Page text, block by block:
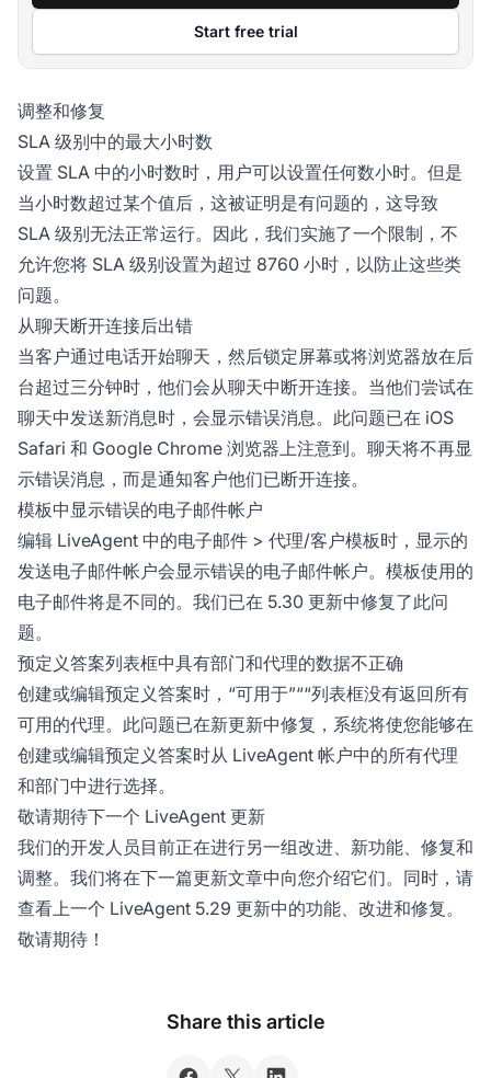
Start free trial
调整和修复
SLA 级别中的最大小时数
设置 SLA 中的小时数时，用户可以设置任何数小时。但是
当小时数超过某个值后，这被证明是有问题的，这导致
SLA 级别无法正常运行。因此，我们实施了一个限制，不
允许您将 SLA 级别设置为超过 8760 小时，以防止这些类
问题。
从聊天断开连接后出错
当客户通过电话开始聊天，然后锁定屏幕或将浏览器放在后
台超过三分钟时，他们会从聊天中断开连接。当他们尝试在
聊天中发送新消息时，会显示错误消息。此问题已在 iOS
Safari 和 Google Chrome 浏览器上注意到。聊天将不再显
示错误消息，而是通知客户他们已断开连接。
模板中显示错误的电子邮件帐户
编辑 LiveAgent 中的电子邮件 > 代理/客户模板时，显示的
发送电子邮件帐户会显示错误的电子邮件帐户。模板使用的
电子邮件将是不同的。我们已在 5.30 更新中修复了此问
题。
预定义答案列表框中具有部门和代理的数据不正确
创建或编辑预定义答案时，“可用于”““列表框没有返回所有
可用的代理。此问题已在新更新中修复，系统将使您能够在
创建或编辑预定义答案时从 LiveAgent 帐户中的所有代理
和部门中进行选择。
敬请期待下一个 LiveAgent 更新
我们的开发人员目前正在进行另一组改进、新功能、修复和
调整。我们将在下一篇更新文章中向您介绍它们。同时，请
查看上一个 LiveAgent 5.29 更新中的功能、改进和修复。
敬请期待！
Share this article